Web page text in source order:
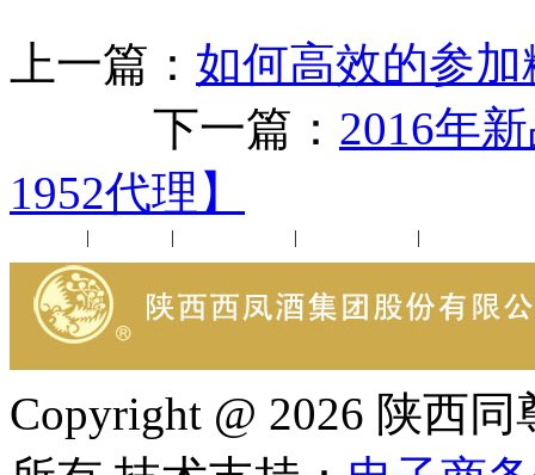
上一篇： 如何高效的参
下一篇： 2016年
1952代理】
| | | |
Copyright @ 2026 陕西